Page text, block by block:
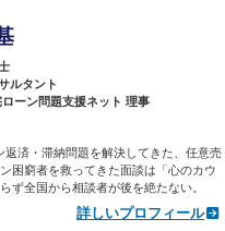
ルタント
ーン問題支援ネット 理事
済・滞納問題を解決してきた、任意売
困窮者を救ってきた面談は「心のカウ
ず全国から相談者が後を絶たない。
詳しいプロフィール